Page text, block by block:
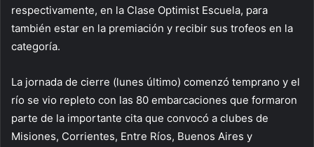
respectivamente, en la Clase Optimist Escuela, para
también estar en la premiación y recibir sus trofeos en la
categoría.
La jornada de cierre (lunes último) comenzó temprano y el
río se vio repleto con las 80 embarcaciones que formaron
parte de la importante cita que convocó a clubes de
Misiones, Corrientes, Entre Ríos, Buenos Aires y